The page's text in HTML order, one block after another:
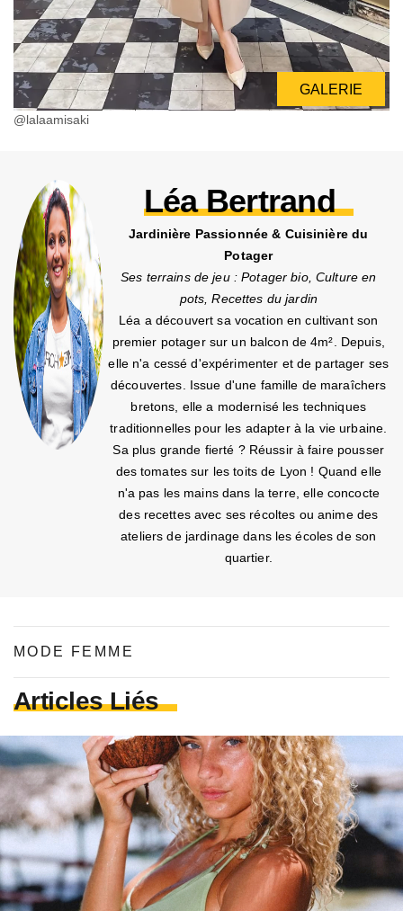
@lalaamisaki
GALERIE
Léa Bertrand
Jardinière Passionnée & Cuisinière du
Potager
Ses terrains de jeu : Potager bio, Culture en
pots, Recettes du jardin
Léa a découvert sa vocation en cultivant son
premier potager sur un balcon de 4m². Depuis,
elle n'a cessé d'expérimenter et de partager ses
découvertes. Issue d'une famille de maraîchers
bretons, elle a modernisé les techniques
traditionnelles pour les adapter à la vie urbaine.
Sa plus grande fierté ? Réussir à faire pousser
des tomates sur les toits de Lyon ! Quand elle
n'a pas les mains dans la terre, elle concocte
des recettes avec ses récoltes ou anime des
ateliers de jardinage dans les écoles de son
quartier.
MODE FEMME
Articles Liés